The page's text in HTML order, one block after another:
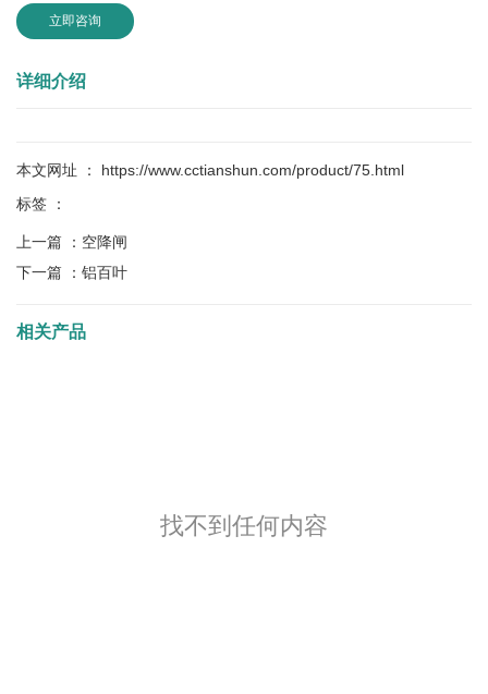
立即咨询
详细介绍
本文网址 ： https://www.cctianshun.com/product/75.html
标签 ：
上一篇 ： 空降闸
下一篇 ： 铝百叶
相关产品
找不到任何内容